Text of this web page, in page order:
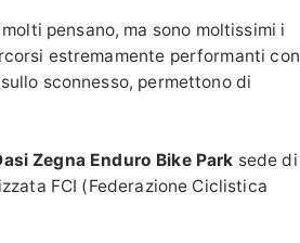
pensano, ma sono moltissimi i
estremamente performanti con
sconnesso, permettono di
Zegna Enduro Bike Park sede di
FCI (Federazione Ciclistica